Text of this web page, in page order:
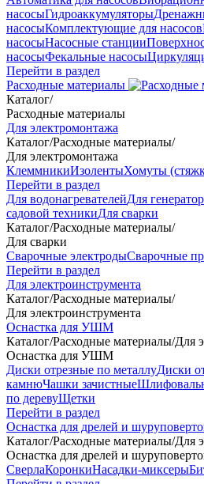
насосыГидроаккумуляторы
насосыКомплектующие для насосов
насосыНасосные станции
насосыФекальные насосы
Перейти в раздел
Расходные материалы
Каталог/
Расходные материалы
Для электромонтажа
Каталог/Расходные материалы/
Для электромонтажа
КлеммникиИзолентыХомуты
Перейти в раздел
Для водонагревателейДля
садовой техникиДля сварки
Каталог/Расходные материалы/
Для сварки
Сварочные электродыСварочные
Перейти в раздел
Для электроинструмента
Каталог/Расходные материалы/
Для электроинструмента
Оснастка для УШМ
Каталог/Расходные материалы/Для
Оснастка для УШМ
Диски отрезные по металлуДиски
камнюЧашки зачистные
по деревуЩетки
Перейти в раздел
Оснастка для дрелей и
Каталог/Расходные материалы/Для
Оснастка для дрелей и
СверлаКоронкиНасадки-миксеры